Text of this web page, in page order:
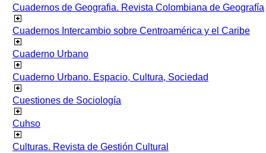
Cuadernos de Geografia. Revista Colombiana de Geografía
Cuadernos Intercambio sobre Centroamérica y el Caribe
Cuaderno Urbano
Cuaderno Urbano. Espacio, Cultura, Sociedad
Cuestiones de Sociología
Cuhso
Culturas. Revista de Gestión Cultural